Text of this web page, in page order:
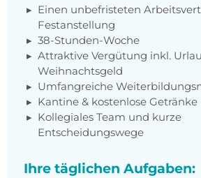
Einen unbefristeten
Festanstellung
38-Stunden-Woche
Attraktive Vergütung inkl.
Weihnachtsgeld
Umfangreiche
Kantine & kostenlose Getränke
Kollegiales Team und kurze
Entscheidungswege
Ihre täglichen Aufgaben: